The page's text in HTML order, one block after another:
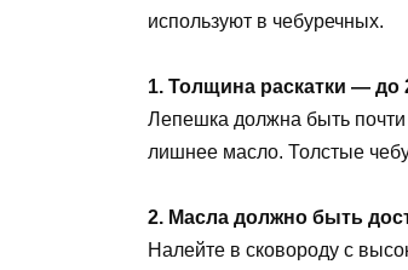
используют в чебуречных.
1. Толщина раскатки — до
Лепешка должна быть почти
лишнее масло. Толстые
2. Масла должно быть
Налейте в сковороду с